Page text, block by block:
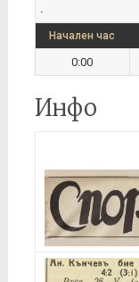
.
Начален час
0:00
Инфо